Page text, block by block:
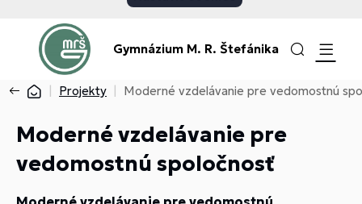
Gymnázium M. R. Štefánika
Projekty Moderné vzdelávanie pre vedomostnú
Moderné vzdelávanie pre
vedomostnú spoločnosť